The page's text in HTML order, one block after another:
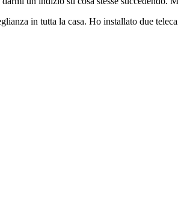
in tutta la casa. Ho installato due